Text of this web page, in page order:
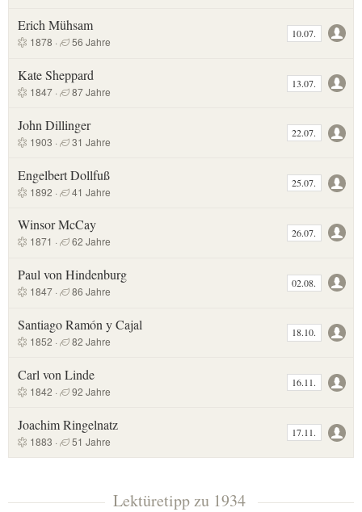
Erich Mühsam
1878 · 56 Jahre
10.07.
Kate Sheppard
1847 · 87 Jahre
13.07.
John Dillinger
1903 · 31 Jahre
22.07.
Engelbert Dollfuß
1892 · 41 Jahre
25.07.
Winsor McCay
1871 · 62 Jahre
26.07.
Paul von Hindenburg
1847 · 86 Jahre
02.08.
Santiago Ramón y Cajal
1852 · 82 Jahre
18.10.
Carl von Linde
1842 · 92 Jahre
16.11.
Joachim Ringelnatz
1883 · 51 Jahre
17.11.
Lektüretipp zu 1934